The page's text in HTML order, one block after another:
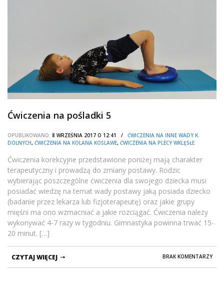
Ćwiczenia na pośladki 5
OPUBLIKOWANO: 8 WRZEŚNIA 2017 O 12:41 / ĆWICZENIA NA INNE WADY K.
DOLNYCH, ĆWICZENIA NA KOLANA KOŚLAWE, ĆWICZENIA NA PLECY WKLĘSŁE
Ćwiczenia korekcyjne przedstawione poniżej mają charakter
terapeutyczny i prowadzą do zmiany postawy. Rodzic
wybierając poszczególne ćwiczenia dla swojego dziecka musi
posiadać wiedzę na temat wady postawy jaką posiada dziecko
(badanie przez lekarza lub fizjoterapeutę) oraz jakie grupy
mięśni ma ono wzmacniać a jakie rozciągać. Ćwiczenia należy
wykonywać 4-7 razy w tygodniu. Gimnastyka powinna trwać 15-
20 minut. […]
BRAK KOMENTARZY
CZYTAJ WIĘCEJ